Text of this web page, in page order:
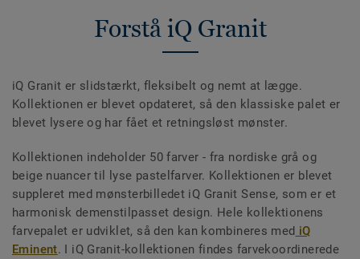
Forstå iQ Granit
iQ Granit er slidstærkt, fleksibelt og nemt at lægge.
Kollektionen er blevet opdateret, så den klassiske palet er
blevet lysere og har fået et retningsløst mønster.
Kollektionen indeholder 50 farver - fra nordiske grå og
beige nuancer til lyse pastelfarver. Kollektionen er blevet
suppleret med mønsterbilledet iQ Granit Sense, som er et
harmonisk demenstilpasset design. Hele kollektionens
farvepalet er udviklet, så den kan kombineres med iQ
Eminent. I iQ Granit-kollektionen findes farvekoordinerede